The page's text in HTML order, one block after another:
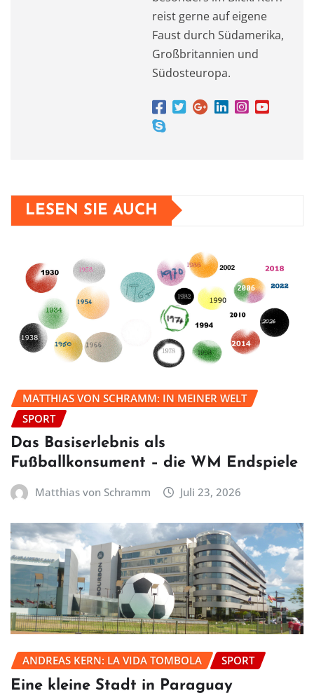
reist gerne auf eigene
Faust durch Südamerika,
Großbritannien und
Südosteuropa.
LESEN SIE AUCH
MATTHIAS VON SCHRAMM: IN MEINER WELT
SPORT
Das Basiserlebnis als
Fußballkonsument – die WM Endspiele
Matthias von Schramm Juli 23, 2026
ANDREAS KERN: LA VIDA TOMBOLA SPORT
Eine kleine Stadt in Paraguay